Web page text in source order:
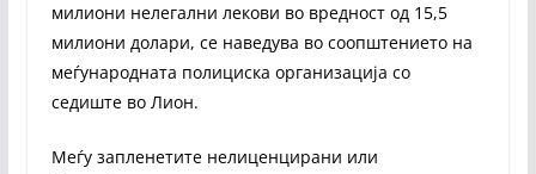
милиони нелегални лекови во вредност од 15,5
милиони долари, се наведува во соопштението на
меѓународната полициска организација со
седиште во Лион.
Меѓу запленетите нелиценцирани или